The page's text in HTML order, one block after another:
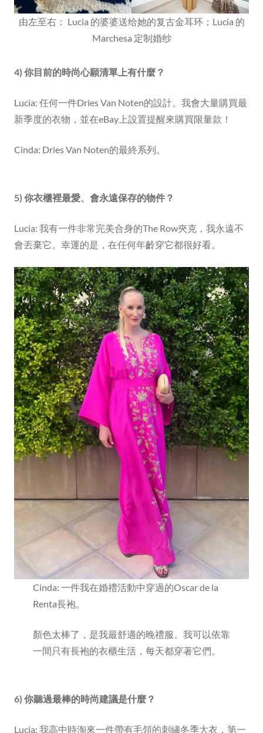
由左至右： Lucia 的婆婆送给她的复古金耳环；Lucia 的
Marchesa 定制婚纱
4) 你目前的時尚心願清單上有什麼？
Lucia: 任何一件Dries Van Noten的設計。我會大量購買最
新季度的衣物，並在eBay上設置提醒來購買限量款！
Cinda: Dries Van Noten的最終系列。
5) 你衣櫃裡最愛、會永遠保存的物件？
Lucia: 我有一件非常完美合身的The Row夾克，我永遠不
會丟棄它。幸運的是，在任何年齡穿它都很好看。
Cinda: 一件我在婚禮活動中穿過的Oscar de la
Renta長袍。
顏色太棒了，是我最舒適的晚禮服。我可以依靠
一間只有長袍的衣櫃生活，每天都穿著它們。
6) 你聽過最棒的時尚建議是什麼？
Lucia: 我高中時淘來一件帶有毛領的刺繡冬季大衣，第一